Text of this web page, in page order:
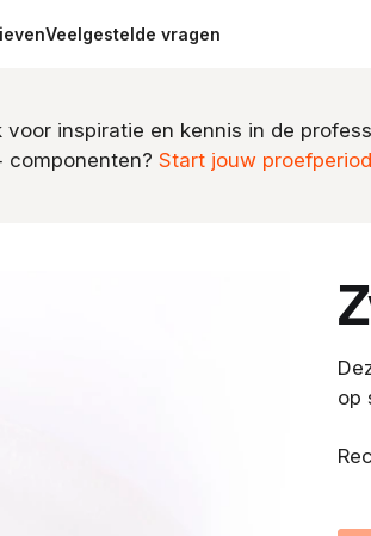
Veelgestelde vragen
inspiratie en kennis in de
componenten? Start jouw
op